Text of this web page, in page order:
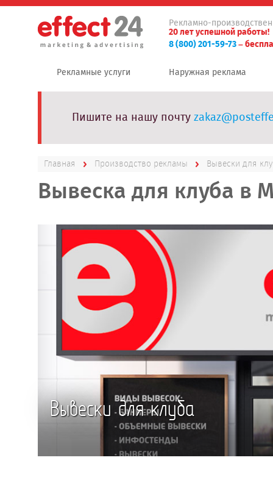
Рекламно-
20 лет успешной работы!
8 (800) 201-59-73–
Рекламные услуги Наружная реклама
Пишите на нашу почту
Главная Производство рекламы Вывески для
Вывеска для клуба в
Вывески для клуба